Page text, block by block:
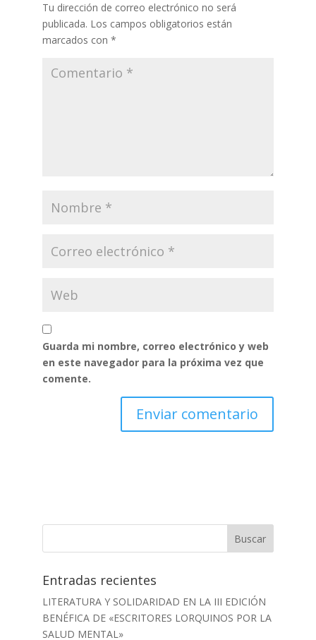
Tu dirección de correo electrónico no será
publicada. Los campos obligatorios están
marcados con *
Guarda mi nombre, correo electrónico y web
en este navegador para la próxima vez que
comente.
Entradas recientes
LITERATURA Y SOLIDARIDAD EN LA III EDICIÓN
BENÉFICA DE «ESCRITORES LORQUINOS POR LA
SALUD MENTAL»